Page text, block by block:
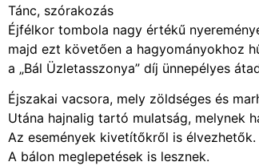
Tánc, szórakozás
Éjfélkor tombola nagy értékű
majd ezt követően a hagyományokhoz
a „Bál Üzletasszonya” díj ünnepélyes
Éjszakai vacsora, mely zöldséges és
Utána hajnalig tartó mulatság, melynek
Az események kivetítőkről is élvezhetők.
A bálon meglepetések is lesznek.